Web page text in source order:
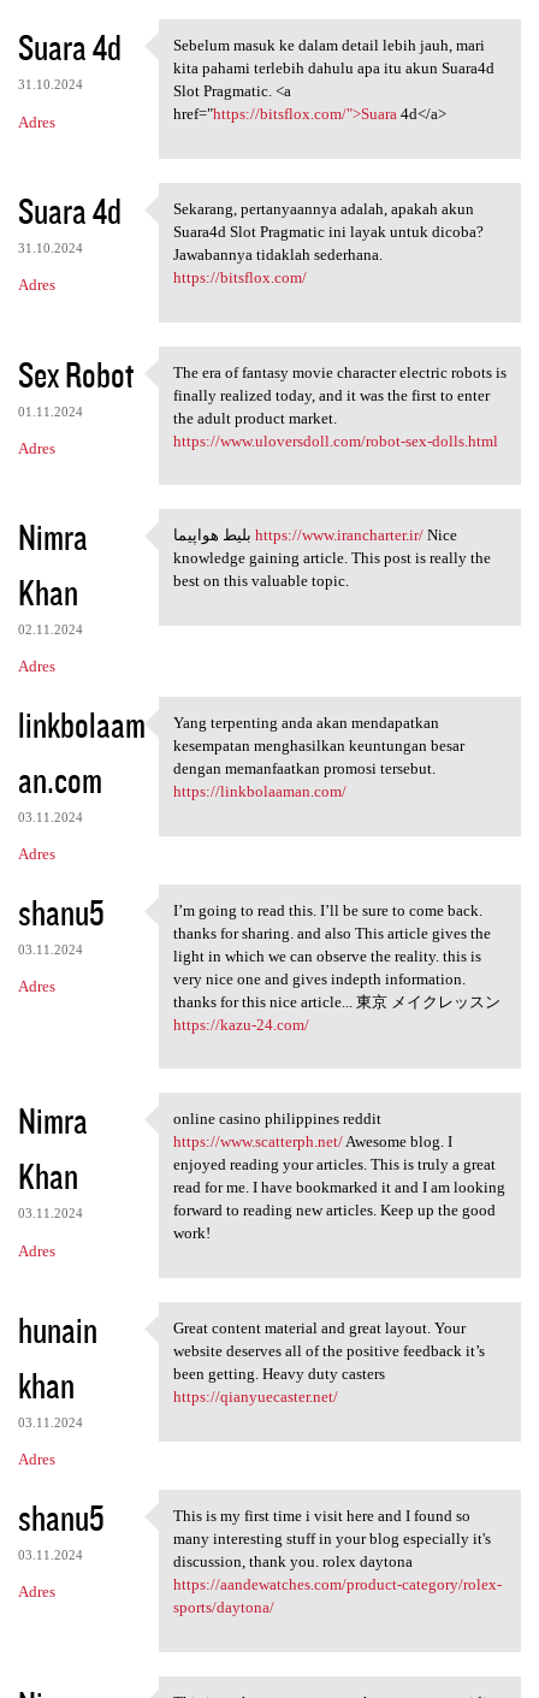
Suara 4d
31.10.2024
Adres
Sebelum masuk ke dalam detail
Sebelum masuk ke dalam detail lebih jauh, mari
kita pahami terlebih dahulu apa itu akun Suara4d
Slot Pragmatic. <a
href="https://bitsflox.com/">Suara4d</a>
Suara 4d
31.10.2024
Adres
Sekarang, pertanyaannya
Sekarang, pertanyaannya adalah, apakah akun
Suara4d Slot Pragmatic ini layak untuk dicoba?
Jawabannya tidaklah sederhana.
https://bitsflox.com/
Sex Robot
01.11.2024
Adres
The era of fantasy movie
The era of fantasy movie character electric robots is
finally realized today, and it was the first to enter
the adult product market.
https://www.uloversdoll.com/robot-sex-dolls.html
Nimra
Khan
02.11.2024
Adres
بلیط هواپیما https://www
https://www.irancharter.ir/Nice
knowledge gaining article. This post is really the
best on this valuable topic.
linkbolaam
an.com
03.11.2024
Adres
Yang terpenting anda akan
Yang terpenting anda akan mendapatkan
kesempatan menghasilkan keuntungan besar
dengan memanfaatkan promosi tersebut.
https://linkbolaaman.com/
shanu5
03.11.2024
Adres
I’m going to read this. I’ll
I’m going to read this. I’ll be sure to come back.
thanks for sharing. and also This article gives the
light in which we can observe the reality. this is
very nice one and gives indepth information.
thanks for this nice article... 東京 メイクレッスン
https://kazu-24.com/
Nimra
Khan
03.11.2024
Adres
online casino philippines
online casino philippines reddit
https://www.scatterph.net/Awesome blog. I
enjoyed reading your articles. This is truly a great
read for me. I have bookmarked it and I am looking
forward to reading new articles. Keep up the good
work!
hunain
khan
03.11.2024
Adres
Great content material and
Great content material and great layout. Your
website deserves all of the positive feedback it’s
been getting. Heavy duty casters
https://qianyuecaster.net/
shanu5
03.11.2024
Adres
This is my first time i visit
This is my first time i visit here and I found so
many interesting stuff in your blog especially it's
discussion, thank you. rolex daytona
https://aandewatches.com/product-category/rolex-
sports/daytona/